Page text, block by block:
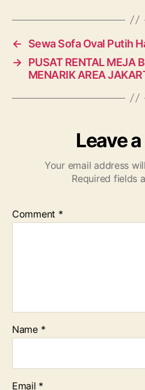
←
Sewa Sofa Oval Putih
→ PUSAT RENTAL MEJA
MENARIK AREA
Leave
Your email address
Required fields
Comment *
Name *
Email *